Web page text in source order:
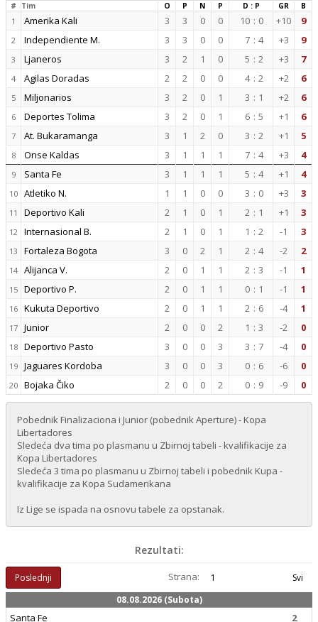
# Tim O P N P D : P GR B
1 Amerika Kali 3 3 0 0 10 : 0 +10 9
2 Independiente M. 3 3 0 0 7 : 4 +3 9
3 Ljaneros 3 2 1 0 5 : 2 +3 7
4 Agilas Doradas 2 2 0 0 4 : 2 +2 6
5 Miljonarios 3 2 0 1 3 : 1 +2 6
6 Deportes Tolima 3 2 0 1 6 : 5 +1 6
7 At. Bukaramanga 3 1 2 0 3 : 2 +1 5
8 Onse Kaldas 3 1 1 1 7 : 4 +3 4
9 Santa Fe 3 1 1 1 5 : 4 +1 4
10 Atletiko N. 1 1 0 0 3 : 0 +3 3
11 Deportivo Kali 2 1 0 1 2 : 1 +1 3
12 Internasional B. 2 1 0 1 1 : 2 -1 3
13 Fortaleza Bogota 3 0 2 1 2 : 4 -2 2
14 Alijanca V. 2 0 1 1 2 : 3 -1 1
15 Deportivo P. 2 0 1 1 0 : 1 -1 1
16 Kukuta Deportivo 2 0 1 1 2 : 6 -4 1
17 Junior 2 0 0 2 1 : 3 -2 0
18 Deportivo Pasto 3 0 0 3 3 : 7 -4 0
19 Jaguares Kordoba 3 0 0 3 0 : 6 -6 0
20 Bojaka Čiko 2 0 0 2 0 : 9 -9 0
Pobednik Finalizaciona i Junior (pobednik Aperture) - Kopa
Libertadores
Sledeća dva tima po plasmanu u Zbirnoj tabeli - kvalifikacije za
Kopa Libertadores
Sledeća 3 tima po plasmanu u Zbirnoj tabeli i pobednik Kupa -
kvalifikacije za Kopa Sudamerikana
Iz Lige se ispada na osnovu tabele za opstanak.
Rezultati:
Poslednji Strana: 1
Svi
08.08.2026 (Subota)
Santa Fe 2